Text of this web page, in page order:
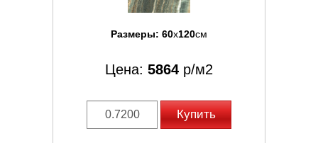
Размеры: 60x120см
Цена: 5864 р/м2
Купить